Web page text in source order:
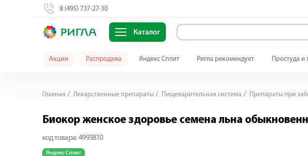
8 (495) 737-27-30
Каталог
Акции Распродажа Яндекс Сплит Ригла рекомендует Простуда и
Главная Лекарственные препараты Пищеварительная система Препараты при
Биокор женское здоровье семена льна
код товара: 4993810
Яндекс Сплит